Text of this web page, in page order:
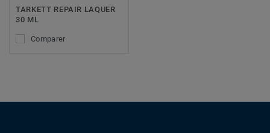
TARKETT REPAIR LAQUER
30 ML
Comparer